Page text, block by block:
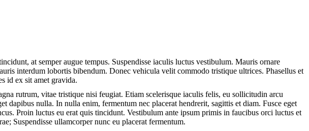
at semper augue tempus. Suspendisse iaculis luctus vestibulum. Mauris ornare
interdum lobortis bibendum. Donec vehicula velit commodo tristique ultrices. Phasellus et
id ex sit amet gravida.
rutrum, vitae tristique nisi feugiat. Etiam scelerisque iaculis felis, eu sollicitudin arcu
dapibus nulla. In nulla enim, fermentum nec placerat hendrerit, sagittis et diam. Fusce eget
Proin luctus eu erat quis tincidunt. Vestibulum ante ipsum primis in faucibus orci luctus et
Suspendisse ullamcorper nunc eu placerat fermentum.